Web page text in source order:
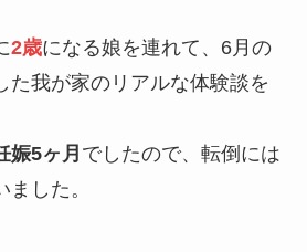
2歳になる娘を連れて、6月の
た我が家のリアルな体験談を
娠5ヶ月 でしたので、転倒には
した。